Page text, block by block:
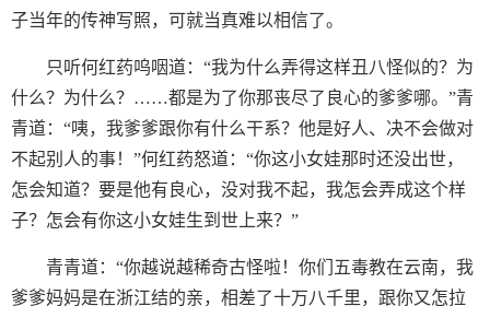
子当年的传神写照，可就当真难以相信了。
只听何红药呜咽道：“我为什么弄得这样丑八怪似的？为
什么？为什么？……都是为了你那丧尽了良心的爹爹哪。”青
青道：“咦，我爹爹跟你有什么干系？他是好人、决不会做对
不起别人的事！”何红药怒道：“你这小女娃那时还没出世，
怎会知道？要是他有良心，没对我不起，我怎会弄成这个样
子？怎会有你这小女娃生到世上来？”
青青道：“你越说越稀奇古怪啦！你们五毒教在云南，我
爹爹妈妈是在浙江结的亲，相差了十万八千里，跟你又怎拉